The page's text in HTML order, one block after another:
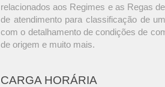
relacionados aos Regimes e as Regas
de atendimento para classificação de
com o detalhamento de condições de
de origem e muito mais.
CARGA HORÁRIA